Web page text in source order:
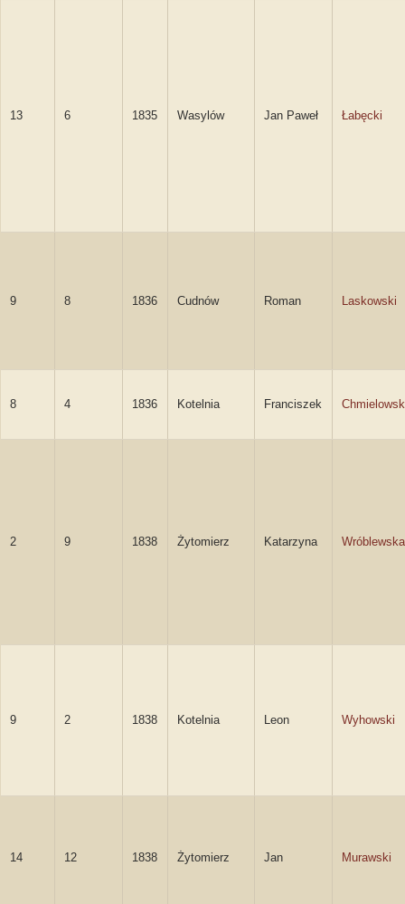
13 6 1835 Wasylów Jan Paweł Łabęcki
9 8 1836 Cudnów Roman Laskowski
8 4 1836 Kotelnia Franciszek
2 9 1838 Żytomierz Katarzyna Wróblewska
9 2 1838 Kotelnia Leon Wyhowski
14 12 1838 Żytomierz Jan Murawski